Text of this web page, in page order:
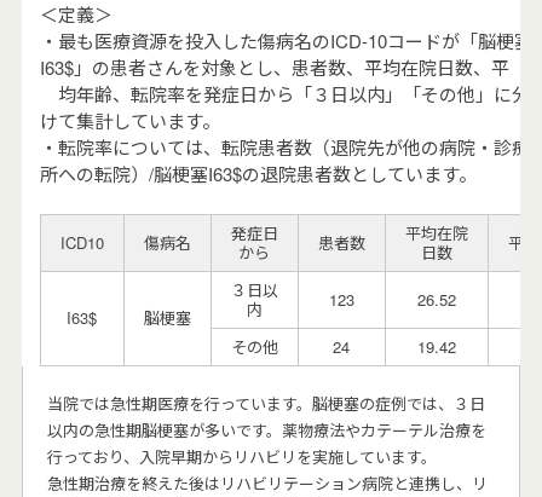
＜定義＞
・最も医療資源を投入した傷病名のICD-10コードが「脳梗塞
I63$」の患者さんを対象とし、患者数、平均在院日数、平
均年齢、転院率を発症日から「３日以内」「その他」に分
けて集計しています。
・転院率については、転院患者数（退院先が他の病院・診療
所への転院）/脳梗塞I63$の退院患者数としています。
ICD10 傷病名
発症日
から
患者数
平均在院
日数
平
I63$ 脳梗塞
３日以
内
123 26.52
その他 24 19.42
当院では急性期医療を行っています。脳梗塞の症例では、３日
以内の急性期脳梗塞が多いです。薬物療法やカテーテル治療を
行っており、入院早期からリハビリを実施しています。
急性期治療を終えた後はリハビリテーション病院と連携し、リ